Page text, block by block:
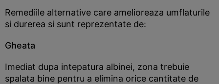
Remediile alternative care amelioreaza umflaturile
si durerea si sunt reprezentate de:
Gheata
Imediat dupa intepatura albinei, zona trebuie
spalata bine pentru a elimina orice cantitate de